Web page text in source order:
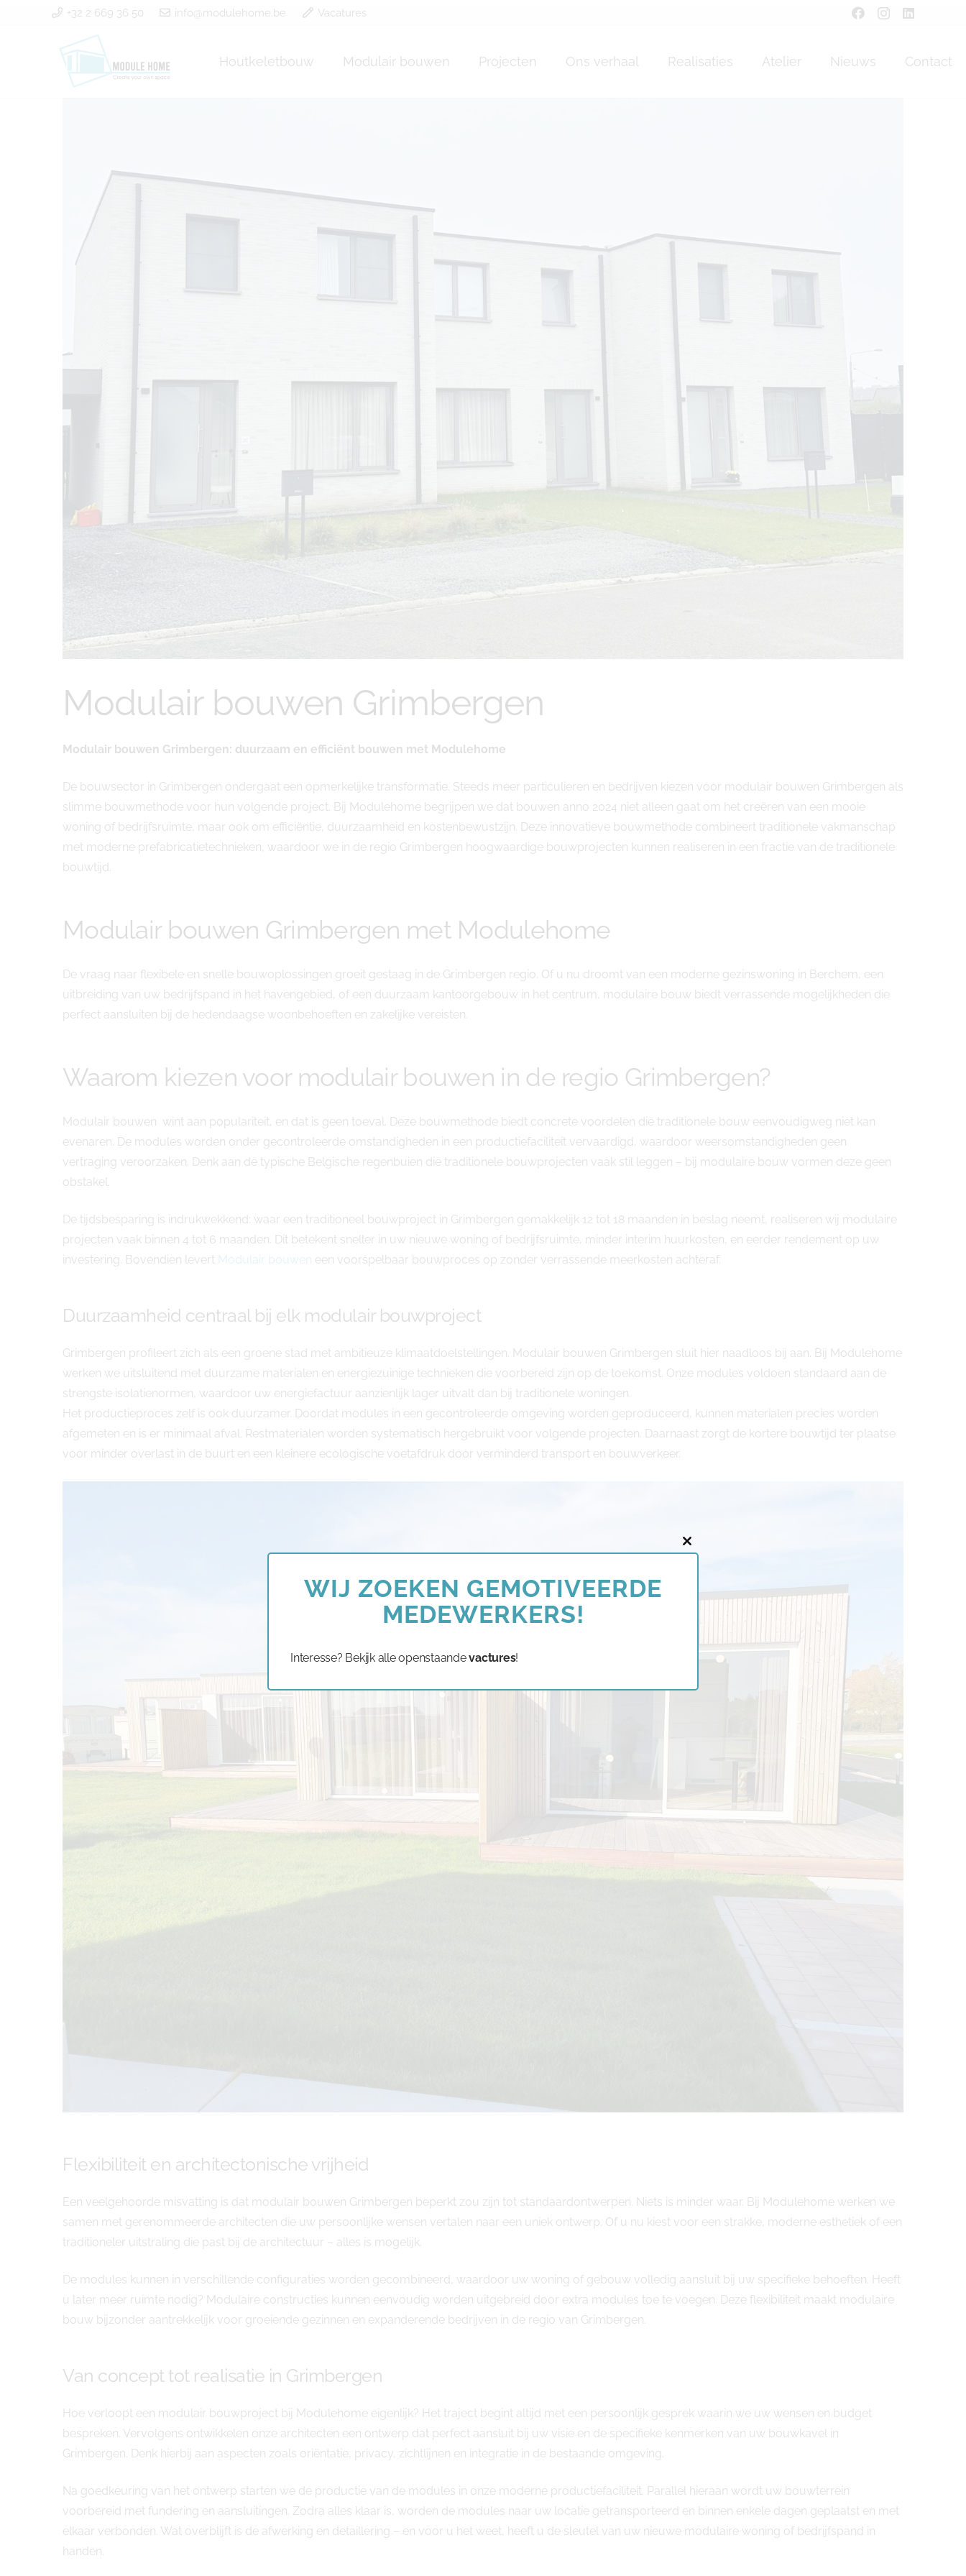
+32 2 669 36 50 info@modulehome.be Vacatures
Houtkeletbouw Modulair bouwen Projecten Ons verhaal Realisaties Atelier Nieuws Contact
Modulair bouwen Grimbergen
Modulair bouwen Grimbergen: duurzaam en efficiënt bouwen met Modulehome
De bouwsector in Grimbergen ondergaat een opmerkelijke transformatie. Steeds meer particulieren en bedrijven kiezen voor modulair bouwen Grimbergen als
slimme bouwmethode voor hun volgende project. Bij Modulehome begrijpen we dat bouwen anno 2024 niet alleen gaat om het creëren van een mooie
woning of bedrijfsruimte, maar ook om efficiëntie, duurzaamheid en kostenbewustzijn. Deze innovatieve bouwmethode combineert traditionele vakmanschap
met moderne prefabricatietechnieken, waardoor we in de regio Grimbergen hoogwaardige bouwprojecten kunnen realiseren in een fractie van de traditionele
bouwtijd.
Modulair bouwen Grimbergen met Modulehome
De vraag naar flexibele en snelle bouwoplossingen groeit gestaag in de Grimbergen regio. Of u nu droomt van een moderne gezinswoning in Berchem, een
uitbreiding van uw bedrijfspand in het havengebied, of een duurzaam kantoorgebouw in het centrum, modulaire bouw biedt verrassende mogelijkheden die
perfect aansluiten bij de hedendaagse woonbehoeften en zakelijke vereisten.
Waarom kiezen voor modulair bouwen in de regio Grimbergen?
Modulair bouwen wint aan populariteit, en dat is geen toeval. Deze bouwmethode biedt concrete voordelen die traditionele bouw eenvoudigweg niet kan
evenaren. De modules worden onder gecontroleerde omstandigheden in een productiefaciliteit vervaardigd, waardoor weersomstandigheden geen
vertraging veroorzaken. Denk aan de typische Belgische regenbuien die traditionele bouwprojecten vaak stil leggen – bij modulaire bouw vormen deze geen
obstakel.
De tijdsbesparing is indrukwekkend: waar een traditioneel bouwproject in Grimbergen gemakkelijk 12 tot 18 maanden in beslag neemt, realiseren wij modulaire
projecten vaak binnen 4 tot 6 maanden. Dit betekent sneller in uw nieuwe woning of bedrijfsruimte, minder interim huurkosten, en eerder rendement op uw
investering. Bovendien levert Modulair bouwen een voorspelbaar bouwproces op zonder verrassende meerkosten achteraf.
Duurzaamheid centraal bij elk modulair bouwproject
Grimbergen profileert zich als een groene stad met ambitieuze klimaatdoelstellingen. Modulair bouwen Grimbergen sluit hier naadloos bij aan. Bij Modulehome
werken we uitsluitend met duurzame materialen en energiezuinige technieken die voorbereid zijn op de toekomst. Onze modules voldoen standaard aan de
strengste isolatienormen, waardoor uw energiefactuur aanzienlijk lager uitvalt dan bij traditionele woningen.
Het productieproces zelf is ook duurzamer. Doordat modules in een gecontroleerde omgeving worden geproduceerd, kunnen materialen precies worden
afgemeten en is er minimaal afval. Restmaterialen worden systematisch hergebruikt voor volgende projecten. Daarnaast zorgt de kortere bouwtijd ter plaatse
voor minder overlast in de buurt en een kleinere ecologische voetafdruk door verminderd transport en bouwverkeer.
Flexibiliteit en architectonische vrijheid
Een veelgehoorde misvatting is dat modulair bouwen Grimbergen beperkt zou zijn tot standaardontwerpen. Niets is minder waar. Bij Modulehome werken we
samen met gerenommeerde architecten die uw persoonlijke wensen vertalen naar een uniek ontwerp. Of u nu kiest voor een strakke, moderne esthetiek of een
traditioneler uitstraling die past bij de architectuur – alles is mogelijk.
De modules kunnen in verschillende configuraties worden gecombineerd, waardoor uw woning of gebouw volledig aansluit bij uw specifieke behoeften. Heeft
u later meer ruimte nodig? Modulaire constructies kunnen eenvoudig worden uitgebreid door extra modules toe te voegen. Deze flexibiliteit maakt modulaire
bouw bijzonder aantrekkelijk voor groeiende gezinnen en expanderende bedrijven in de regio van Grimbergen.
Van concept tot realisatie in Grimbergen
Hoe verloopt een modulair bouwproject bij Modulehome eigenlijk? Het traject begint altijd met een persoonlijk gesprek waarin we uw wensen en budget
bespreken. Vervolgens ontwikkelen onze architecten een ontwerp dat perfect aansluit bij uw visie en de specifieke kenmerken van uw bouwkavel in
Grimbergen. Denk hierbij aan aspecten zoals oriëntatie, privacy, zichtlijnen en integratie in de bestaande omgeving.
Na goedkeuring van het ontwerp starten we de productie van de modules in onze moderne productiefaciliteit. Parallel hieraan wordt uw bouwterrein
voorbereid met fundering en aansluitingen. Zodra alles klaar is, worden de modules naar uw locatie getransporteerd en binnen enkele dagen geplaatst en met
elkaar verbonden. Wat overblijft is de afwerking en detaillering – en voor u het weet, heeft u de sleutel van uw nieuwe modulaire woning of bedrijfspand in
handen.
Close
WIJ ZOEKEN GEMOTIVEERDE
MEDEWERKERS!
Interesse? Bekijk alle openstaandevactures!